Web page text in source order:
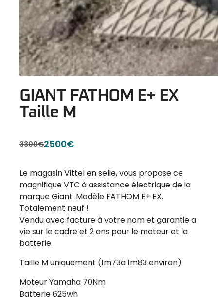
GIANT FATHOM E+ EX
Taille M
3300€2500€
Le magasin Vittel en selle, vous propose ce
magnifique VTC à assistance électrique de la
marque Giant. Modèle FATHOM E+ EX.
Totalement neuf !
Vendu avec facture à votre nom et garantie a
vie sur le cadre et 2 ans pour le moteur et la
batterie.
Taille M uniquement (1m73à 1m83 environ)
Moteur Yamaha 70Nm
Batterie 625wh